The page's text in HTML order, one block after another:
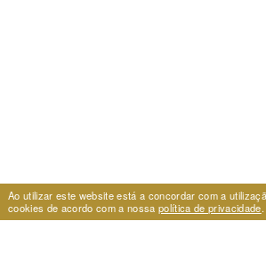
Ao utilizar este website está a concordar com a
cookies de acordo com a nossapolítica de privacidade.